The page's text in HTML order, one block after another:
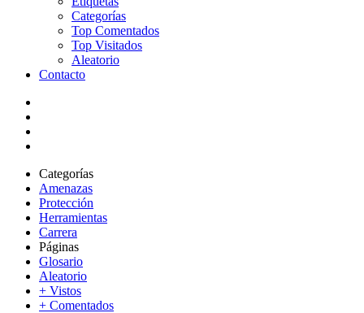
Categorías
Top Comentados
Top Visitados
Aleatorio
Contacto
Categorías
Amenazas
Protección
Herramientas
Carrera
Páginas
Glosario
Aleatorio
+ Vistos
+ Comentados